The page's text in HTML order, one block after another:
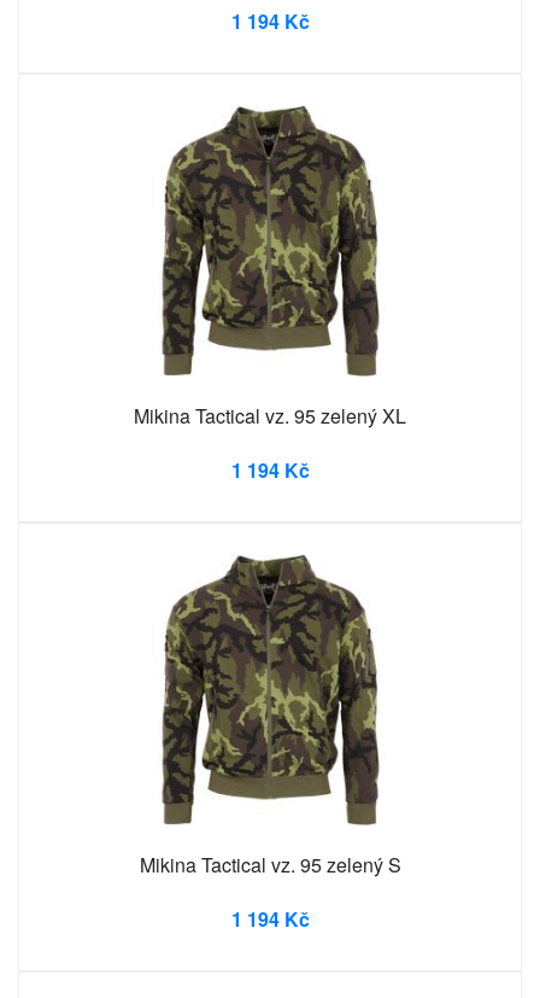
1 194 Kč
Mikina Tactical vz. 95 zelený XL
1 194 Kč
Mikina Tactical vz. 95 zelený S
1 194 Kč